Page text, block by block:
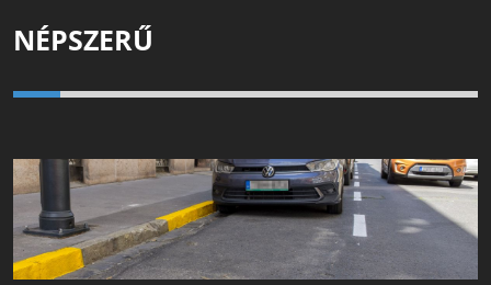
NÉPSZERŰ